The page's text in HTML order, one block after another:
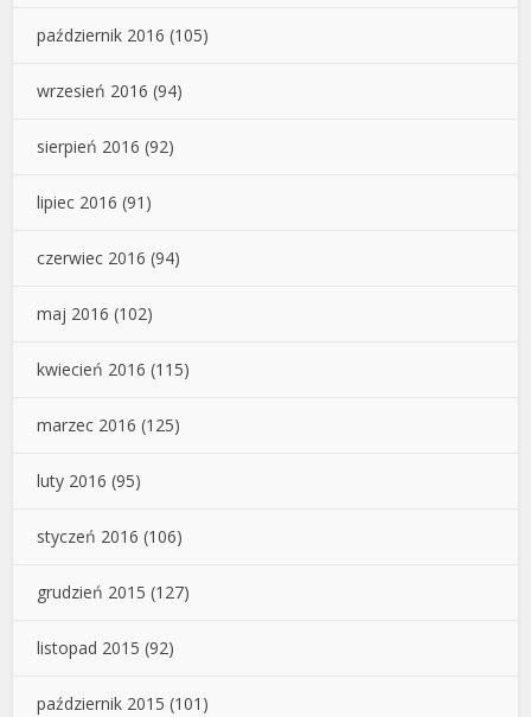
październik 2016 (105)
wrzesień 2016 (94)
sierpień 2016 (92)
lipiec 2016 (91)
czerwiec 2016 (94)
maj 2016 (102)
kwiecień 2016 (115)
marzec 2016 (125)
luty 2016 (95)
styczeń 2016 (106)
grudzień 2015 (127)
listopad 2015 (92)
październik 2015 (101)